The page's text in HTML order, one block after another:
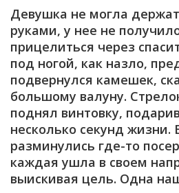
Девушка не могла
руками, у нее не
прицелиться через
под ногой, как назло,
подвернулся камешек,
большому валуну.
поднял винтовку,
несколько секунд
разминулись где-то
каждая ушла в своем
выискивая цель. Одна